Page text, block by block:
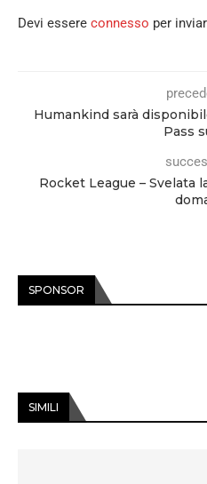
Devi essere connesso per
Humankind sarà
Pass
Rocket League – Svelata
SPONSOR
SIMILI